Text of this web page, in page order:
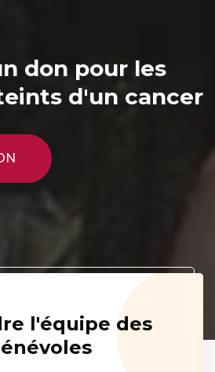
don pour les
d'un cancer
l'équipe des